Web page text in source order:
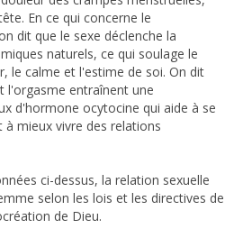
En ce qui concerne le
dit que le sexe déclenche la
naturels, ce qui soulage le
le calme et l'estime de soi. On dit
l'orgasme entraînent une
d'hormone ocytocine qui aide à se
mieux vivre des relations
ci-dessus, la relation sexuelle
selon les lois et les directives de
de Dieu.